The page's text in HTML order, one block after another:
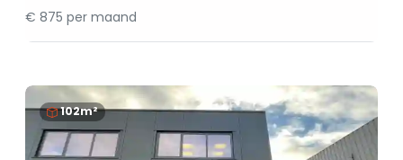
€ 875 per maand
102m²